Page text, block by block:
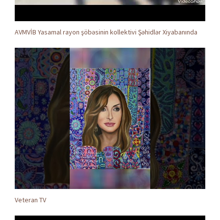
AVMVİB Yasamal rayon şöbəsinin kollektivi Şəhidlər Xiyabanında
Veteran TV